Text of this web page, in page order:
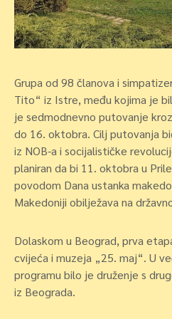
Grupa od 98 članova i
Tito“ iz Istre, među kojima je
je sedmodnevno putovanje
do 16. oktobra. Cilj putovanja
iz NOB-a i socijalističke
planiran da bi 11. oktobra u
povodom Dana ustanka
Makedoniji obilježava na
Dolaskom u Beograd, prva
cvijeća i muzeja „25. maj“. U
programu bilo je druženje s
iz Beograda.